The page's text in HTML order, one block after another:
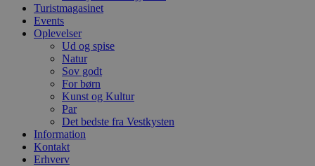
Turistmagasinet
Events
Oplevelser
Ud og spise
Natur
Sov godt
For børn
Kunst og Kultur
Par
Det bedste fra Vestkysten
Information
Kontakt
Erhverv